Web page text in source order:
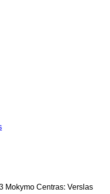
Mokymo Centras: Verslas